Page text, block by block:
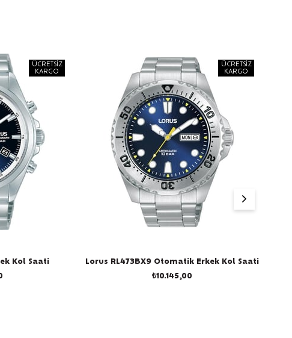
Kol Saati
ÜCRETSIZ
KARGO
Lorus RL473BX9 Otomatik Erkek Kol Saati
ÜCRETSIZ
KARGO
₺10.145,00